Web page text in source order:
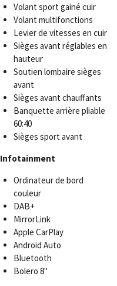
Volant sport gainé cuir
Volant multifonctions
Levier de vitesses en cuir
Sièges avant réglables en
hauteur
Soutien lombaire sièges
avant
Sièges avant chauffants
Banquette arrière pliable
60:40
Sièges sport avant
Infotainment
Ordinateur de bord
couleur
DAB+
MirrorLink
Apple CarPlay
Android Auto
Bluetooth
Bolero 8"